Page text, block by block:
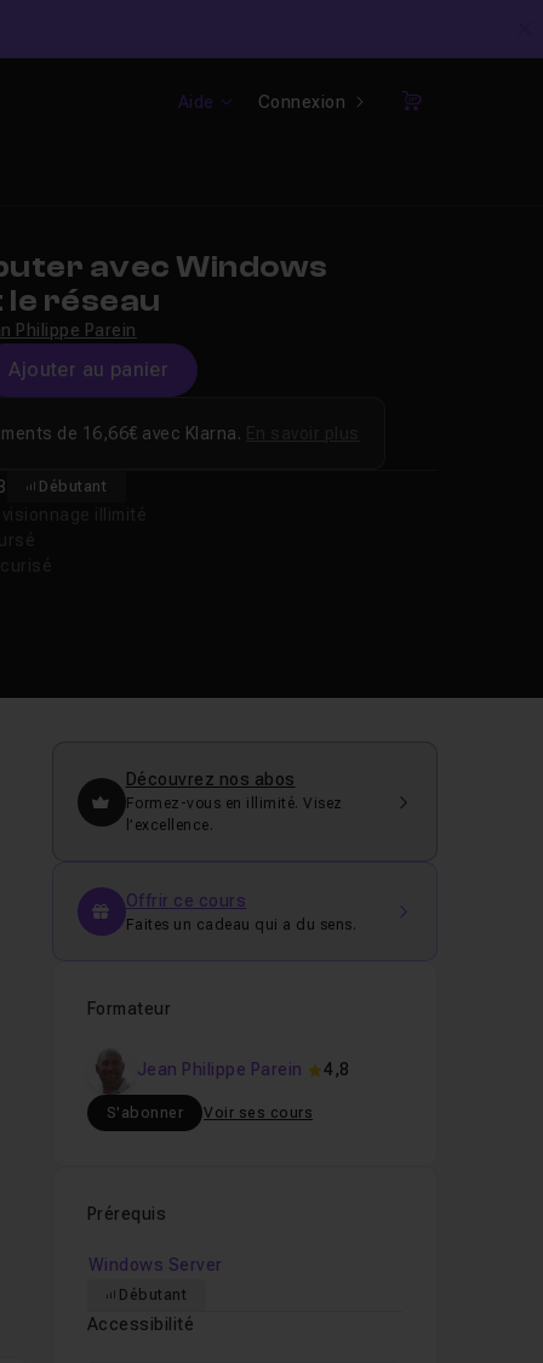
Aide Connexion
Panier
avec Windows
réseau
Philippe Parein
Ajouter au panier
Débutant
de 16,66€ avec Klarna.
Découvrez nos abos
Formez-vous en illimité. Visez
l’excellence.
Offrir ce cours
Faites un cadeau qui a du sens.
Formateur
Jean Philippe Parein 4,8
S'abonner Voir ses cours
Prérequis
Windows Server
Débutant
Accessibilité